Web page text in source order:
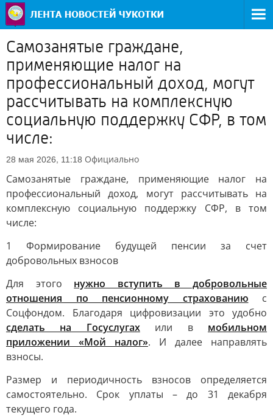
Самозанятые граждане,
применяющие налог на
профессиональный доход, могут
рассчитывать на комплексную
социальную поддержку СФР, в том
числе:
28 мая 2026, 11:18 Официально
Самозанятые граждане, применяющие налог на
профессиональный доход, могут рассчитывать на
комплексную социальную поддержку СФР, в том
числе:
1 Формирование будущей пенсии за счет
добровольных взносов
Для этого нужно вступить в добровольные
отношения по пенсионному страхованию с
Соцфондом. Благодаря цифровизации это удобно
сделать на Госуслугахили в мобильном
приложении «Мой налог». И далее направлять
взносы.
Размер и периодичность взносов определяется
самостоятельно. Срок уплаты – до 31 декабря
текущего года.